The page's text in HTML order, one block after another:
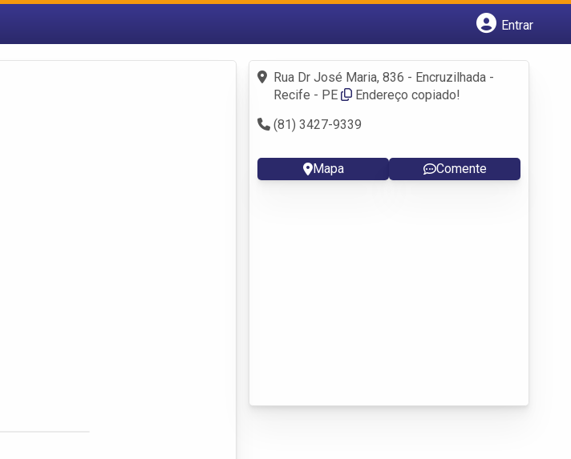
Entrar
Fazer login
Criar conta
Rua Dr José Maria, 836 - Encruzilhada -
Recife - PE
Endereço copiado!
(81) 3427-9339
Mapa Comente